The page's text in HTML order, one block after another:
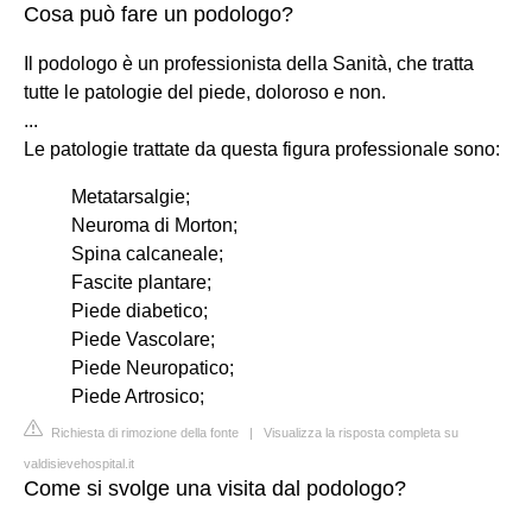
Cosa può fare un podologo?
Il podologo è un professionista della Sanità, che tratta
tutte le patologie del piede, doloroso e non.
...
Le patologie trattate da questa figura professionale sono:
Metatarsalgie;
Neuroma di Morton;
Spina calcaneale;
Fascite plantare;
Piede diabetico;
Piede Vascolare;
Piede Neuropatico;
Piede Artrosico;
Richiesta di rimozione della fonte | Visualizza la risposta completa su
valdisievehospital.it
Come si svolge una visita dal podologo?